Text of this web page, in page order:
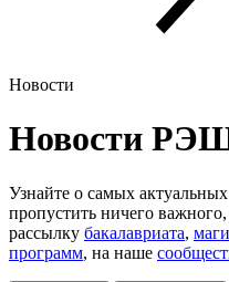
Новости
Новости
Узнайте о самых
пропустить ничего
рассылку бакалавриата,
программ, на наше